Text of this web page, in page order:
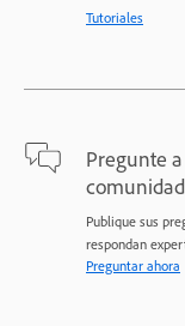
Tutoriales
Pregunte
comunidad
Publique sus
respondan
Preguntar ahora